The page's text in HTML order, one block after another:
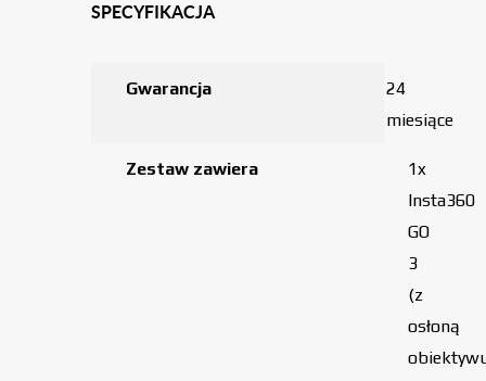
SPECYFIKACJA
Gwarancja
24
miesiące
Zestaw zawiera
1x
Insta360
GO
3
(z
osłoną